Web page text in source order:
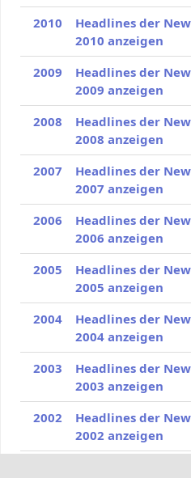
2010
Headlines der
2010 anzeigen
2009
Headlines der
2009 anzeigen
2008
Headlines der
2008 anzeigen
2007
Headlines der
2007 anzeigen
2006
Headlines der
2006 anzeigen
2005
Headlines der
2005 anzeigen
2004
Headlines der
2004 anzeigen
2003
Headlines der
2003 anzeigen
2002
Headlines der
2002 anzeigen
Headlines der